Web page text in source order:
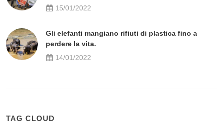
15/01/2022
Gli elefanti mangiano rifiuti di plastica fino a
perdere la vita.
14/01/2022
TAG CLOUD